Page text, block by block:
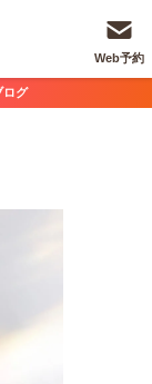
ログ
Web予約